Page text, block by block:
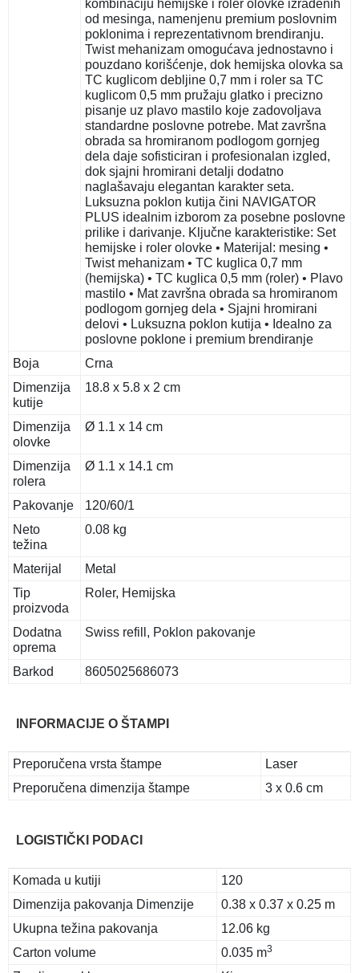
kombinaciju hemijske i roler olovke izrađenih
od mesinga, namenjenu premium poslovnim
poklonima i reprezentativnom brendiranju.
Twist mehanizam omogućava jednostavno i
pouzdano korišćenje, dok hemijska olovka sa
TC kuglicom debljine 0,7 mm i roler sa TC
kuglicom 0,5 mm pružaju glatko i precizno
pisanje uz plavo mastilo koje zadovoljava
standardne poslovne potrebe. Mat završna
obrada sa hromiranom podlogom gornjeg
dela daje sofisticiran i profesionalan izgled,
dok sjajni hromirani detalji dodatno
naglašavaju elegantan karakter seta.
Luksuzna poklon kutija čini NAVIGATOR
PLUS idealnim izborom za posebne poslovne
prilike i darivanje. Ključne karakteristike: Set
hemijske i roler olovke • Materijal: mesing •
Twist mehanizam • TC kuglica 0,7 mm
(hemijska) • TC kuglica 0,5 mm (roler) • Plavo
mastilo • Mat završna obrada sa hromiranom
podlogom gornjeg dela • Sjajni hromirani
delovi • Luksuzna poklon kutija • Idealno za
poslovne poklone i premium brendiranje
Boja
Crna
Dimenzija
kutije
18.8 x 5.8 x 2 cm
Dimenzija
olovke
Ø 1.1 x 14 cm
Dimenzija
rolera
Ø 1.1 x 14.1 cm
Pakovanje
120/60/1
Neto
težina
0.08 kg
Materijal
Metal
Tip
proizvoda
Roler, Hemijska
Dodatna
oprema
Swiss refill, Poklon pakovanje
Barkod 8605025686073
INFORMACIJE O ŠTAMPI
Preporučena vrsta štampe
Laser
Preporučena dimenzija štampe
3 x 0.6 cm
LOGISTIČKI PODACI
Komada u kutiji
120
Dimenzija pakovanja Dimenzije
0.38 x 0.37 x 0.25 m
Ukupna težina pakovanja
12.06 kg
Carton volume
0.035 m3